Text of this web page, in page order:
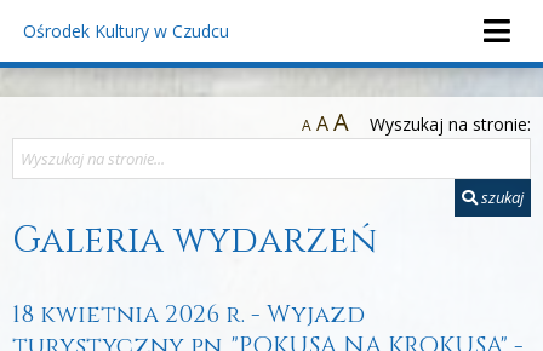
Ośrodek Kultury w Czudcu
A AA Wyszukaj na stronie:
szukaj
Galeria wydarzeń
18 kwietnia 2026 r. - Wyjazd